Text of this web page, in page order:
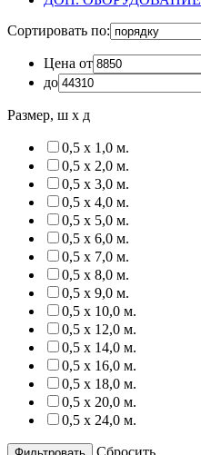
Сортировать по:
Цена от
до
Размер, ш х д
0,5 х 1,0 м.
0,5 х 2,0 м.
0,5 х 3,0 м.
0,5 х 4,0 м.
0,5 х 5,0 м.
0,5 х 6,0 м.
0,5 х 7,0 м.
0,5 х 8,0 м.
0,5 х 9,0 м.
0,5 х 10,0 м.
0,5 х 12,0 м.
0,5 х 14,0 м.
0,5 х 16,0 м.
0,5 х 18,0 м.
0,5 х 20,0 м.
0,5 х 24,0 м.
Сбросить